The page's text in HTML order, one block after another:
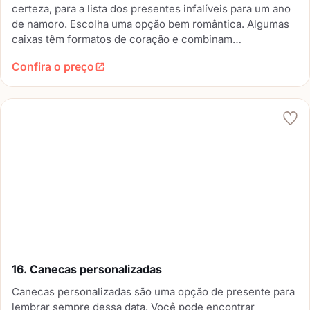
certeza, para a lista dos presentes infalíveis para um ano
de namoro. Escolha uma opção bem romântica. Algumas
caixas têm formatos de coração e combinam
Confira o preço
16. Canecas personalizadas
Canecas personalizadas são uma opção de presente para
lembrar sempre dessa data. Você pode encontrar